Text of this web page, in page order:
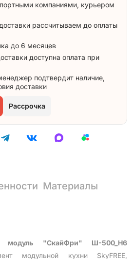
компаниями, курьером
рассчитываем до оплаты
до 6 месяцев
доступна оплата при
подтвердит наличие,
доставки
Рассрочка
Материалы
модуль "СкайФри" Ш-500_Н6
модульной кухни SkyFREE,